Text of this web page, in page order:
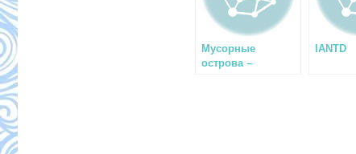
Мусорные
острова –
IANTD